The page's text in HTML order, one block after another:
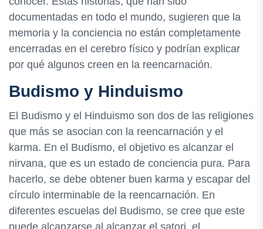
documentadas en todo el mundo, sugieren que la
memoria y la conciencia no están completamente
encerradas en el cerebro físico y podrían explicar
por qué algunos creen en la reencarnación.
Budismo y Hinduismo
El Budismo y el Hinduismo son dos de las religiones
que más se asocian con la reencarnación y el
karma. En el Budismo, el objetivo es alcanzar el
nirvana, que es un estado de conciencia pura. Para
hacerlo, se debe obtener buen karma y escapar del
círculo interminable de la reencarnación. En
diferentes escuelas del Budismo, se cree que este
puede alcanzarse al alcanzar el satori, el